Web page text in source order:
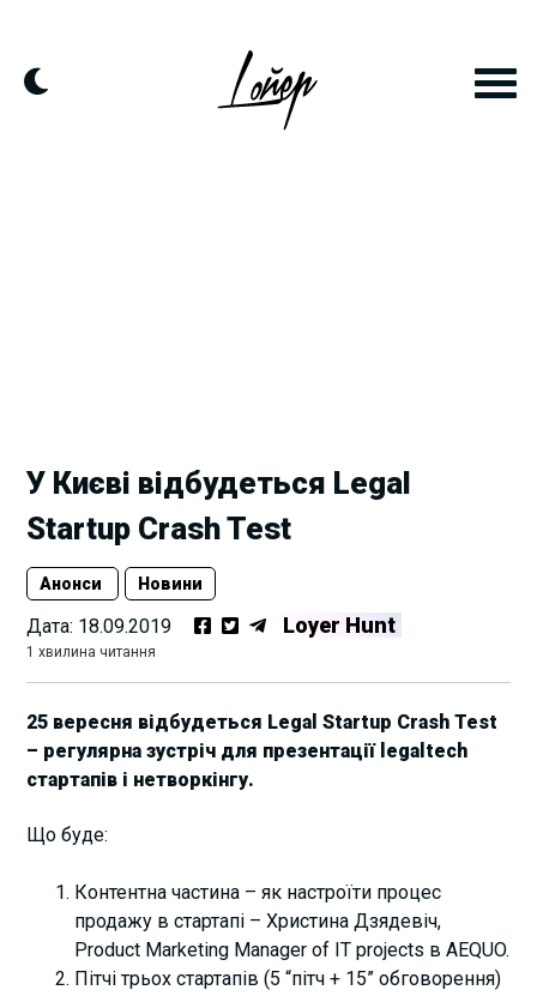
content
У Києві відбудеться Legal
Startup Crash Test
Анонси Новини
Дата: 18.09.2019 Loyer Hunt
1 хвилина читання
25 вересня відбудеться Legal Startup Crash Test
– регулярна зустріч для презентації legaltech
стартапів і нетворкінгу.
Що буде:
Контентна частина – як настроїти процес
продажу в стартапі – Христина Дзядевіч,
Product Marketing Manager of IT projects в AEQUO.
Пітчі трьох стартапів (5 “пітч + 15” обговорення)